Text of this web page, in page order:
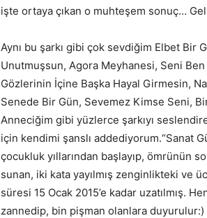
işte ortaya çıkan o muhteşem sonuç…
Aynı bu şarkı gibi çok sevdiğim Elbet Bir
Unutmuşsun, Agora Meyhanesi, Seni
Gözlerinin İçine Başka Hayal Girmesin,
Senede Bir Gün, Sevemez Kimse Seni,
Anneciğim gibi yüzlerce şarkıyı
için kendimi şanslı addediyorum.“Sanat
çocukluk yıllarından başlayıp, ömrünün
sunan, iki kata yayılmış zenginlikteki ve
süresi 15 Ocak 2015’e kadar uzatılmış.
zannedip, bin pişman olanlara